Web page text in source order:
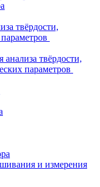
твёрдости,
твёрдости,
параметров
и измерения